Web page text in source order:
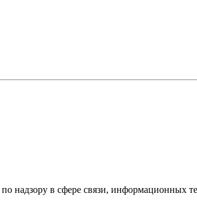
надзору в сфере связи, информационных